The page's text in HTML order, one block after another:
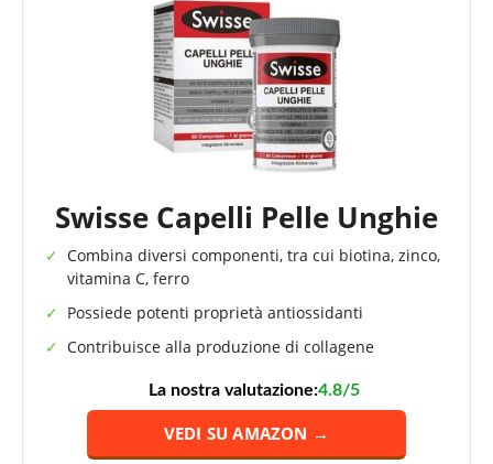
Swisse Capelli Pelle Unghie
Combina diversi componenti, tra cui biotina, zinco,
vitamina C, ferro
Possiede potenti proprietà antiossidanti
Contribuisce alla produzione di collagene
La nostra valutazione:4.8/5
VEDI SU AMAZON →